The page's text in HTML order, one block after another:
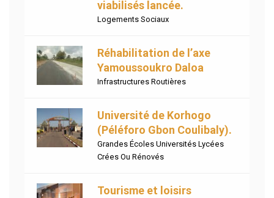
viabilisés lancée.
Logements Sociaux
Réhabilitation de l’axe
Yamoussoukro Daloa
Infrastructures Routières
Université de Korhogo
(Péléforo Gbon Coulibaly).
Grandes Écoles Universités Lycées
Crées Ou Rénovés
Tourisme et loisirs